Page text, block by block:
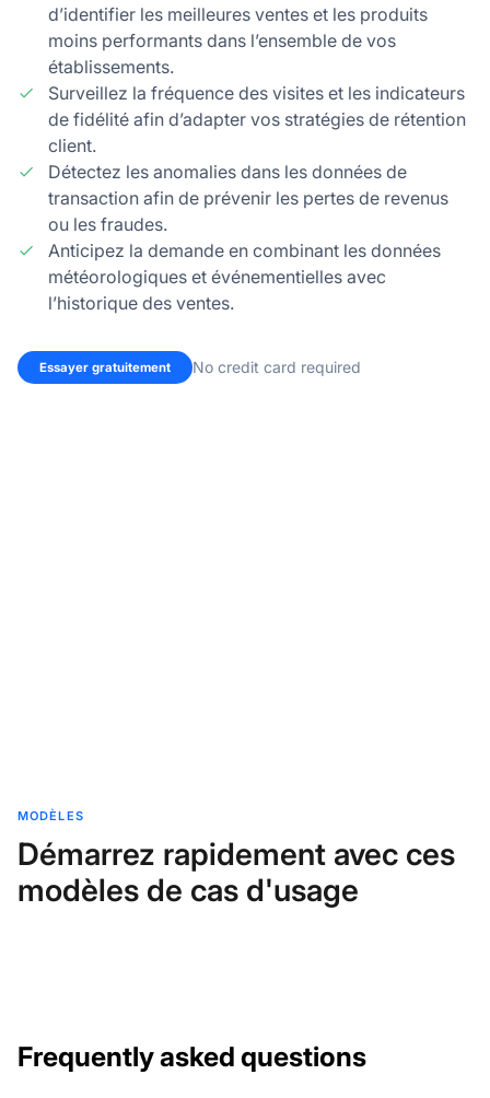
d’identifier les meilleures ventes et les produits
moins performants dans l’ensemble de vos
établissements.
Surveillez la fréquence des visites et les indicateurs
de fidélité afin d’adapter vos stratégies de rétention
client.
Détectez les anomalies dans les données de
transaction afin de prévenir les pertes de revenus
ou les fraudes.
Anticipez la demande en combinant les données
météorologiques et événementielles avec
l’historique des ventes.
Essayer gratuitement No credit card required
MODÈLES
Démarrez rapidement avec ces
modèles de cas d'usage
Frequently asked questions